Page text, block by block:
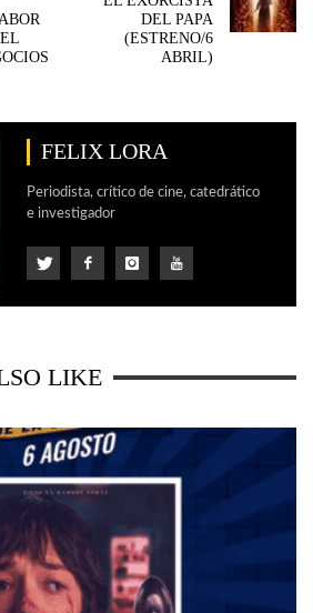
DEL PAPA
(ESTRENO/6
ABRIL)
FELIX LORA
Periodista, crítico de cine, catedrático
e investigador
LIKE